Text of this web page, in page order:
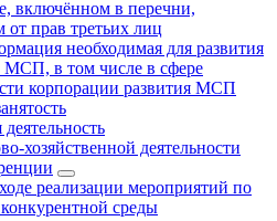
включённом в перечни,
от прав третьих лиц
необходимая для развития
МСП, в том числе в сфере
корпорации развития МСП
хозяйственной деятельности
реализации мероприятий по
среды